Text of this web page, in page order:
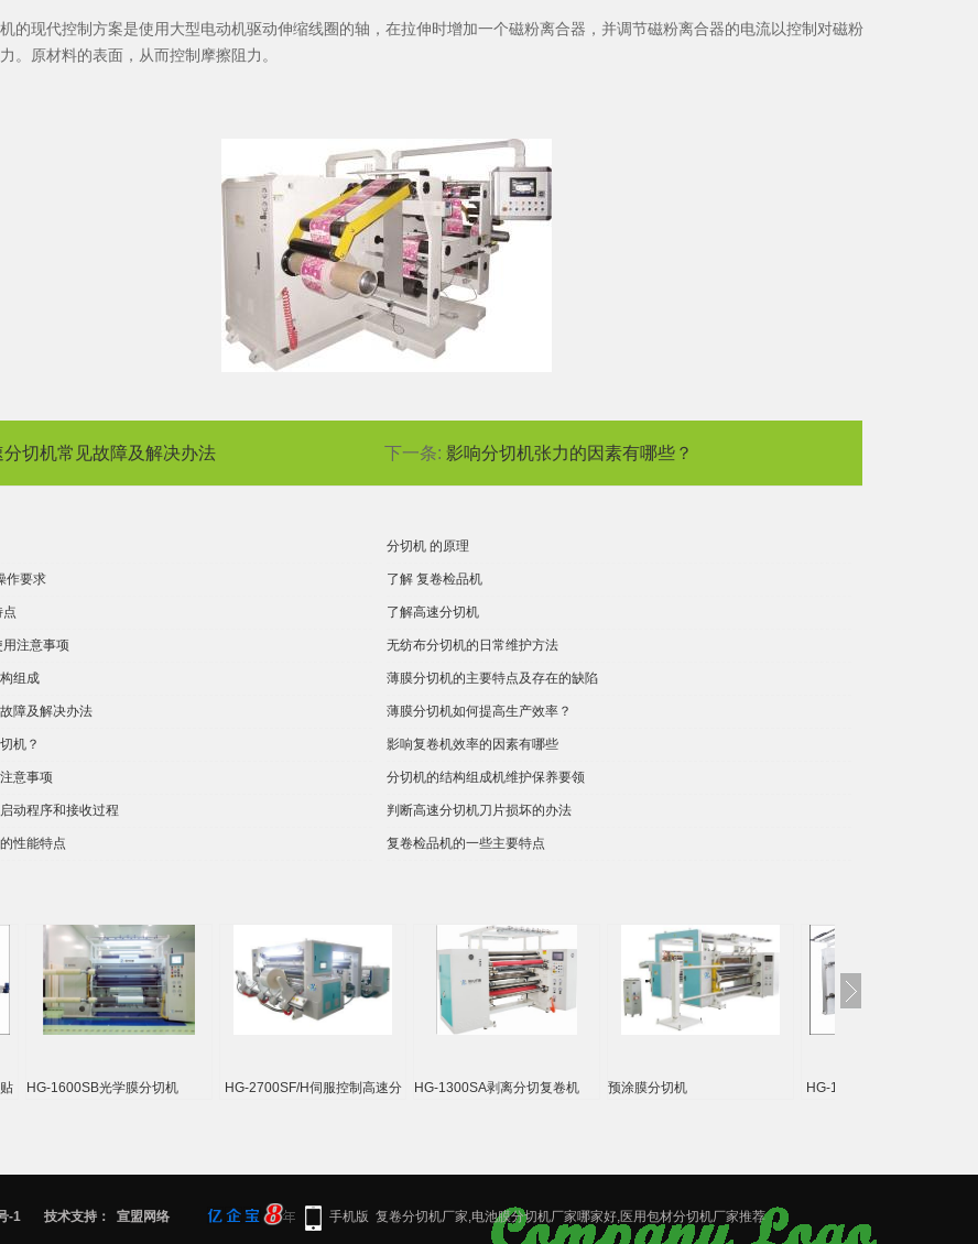
现代控制方案是使用大型电动机驱动伸缩线圈的轴，在拉伸时增加一个磁粉离合器，并调节磁粉离合器的电流以控制对磁粉
。原材料的表面，从而控制摩擦阻力。
分切机常见故障及解决办法 下一条:影响分切机张力的因素有哪些？
分切机 的原理
作要求 了解 复卷检品机
点 了解高速分切机
注意事项 无纺布分切机的日常维护方法
组成 薄膜分切机的主要特点及存在的缺陷
障及解决办法 薄膜分切机如何提高生产效率？
机？ 影响复卷机效率的因素有哪些
意事项 分切机的结构组成机维护保养要领
动程序和接收过程 判断高速分切机刀片损坏的办法
性能特点 复卷检品机的一些主要特点
HG-1600SB光学膜分切机
HG-2700SF/H伺服控制高速分
HG-1300SA剥离分切复卷机 预涂膜分切机
HG-1600SA/TH 光学膜剥离
-1 技术支持： 宣盟网络 手机版 复卷分切机厂家,电池膜分切机厂家哪家好,医用包材分切机厂家推荐